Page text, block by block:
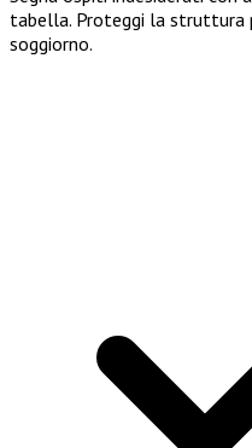
tabella. Proteggi la struttura
soggiorno.